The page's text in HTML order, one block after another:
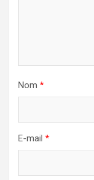
Nom *
E-mail *